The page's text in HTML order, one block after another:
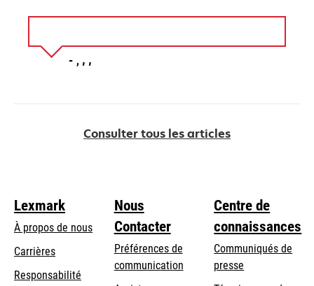
Consulter tous les articles
Lexmark
À propos de nous
Carrières
s’ouvre
Responsabilité
Nous
Contacter
Préférences de
communication
Centre de
connaissances
Communiqués de
presse